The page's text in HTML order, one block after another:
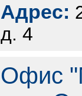
Адрес:
д. 4
Офис